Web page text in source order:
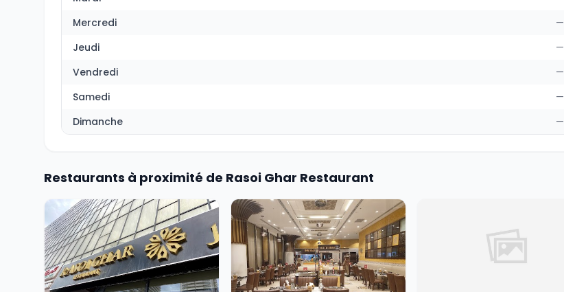
Mercredi
—
Jeudi
—
Vendredi
—
Samedi
—
Dimanche
—
Restaurants à proximité de Rasoi Ghar Restaurant